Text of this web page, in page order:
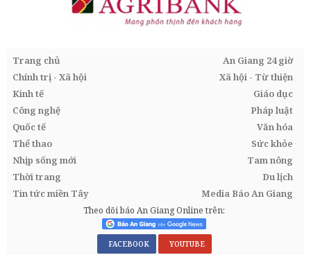
Trang chủ
An Giang 24 giờ
Chính trị - Xã hội
Xã hội - Từ thiện
Kinh tế
Giáo dục
Công nghệ
Pháp luật
Quốc tế
Văn hóa
Thể thao
Sức khỏe
Nhịp sống mới
Tam nông
Thời trang
Du lịch
Tin tức miền Tây
Media Báo An Giang
Theo dõi báo An Giang Online trên:
FACEBOOK YOUTUBE